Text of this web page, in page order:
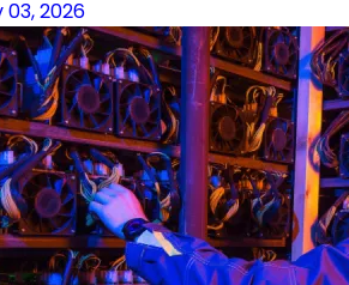
03, 2026